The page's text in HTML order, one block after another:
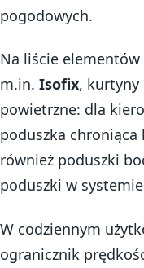
pogodowych.
Na liście
m.in. Isofix, kurtyny
powietrzne: dla
poduszka
również poduszki
poduszki w
W codziennym
ogranicznik